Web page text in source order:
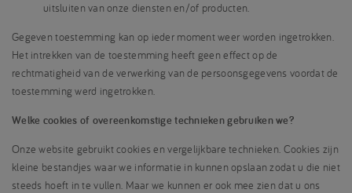
uitsluiten van onze diensten en/of producten.
Gegeven toestemming kan op ieder moment weer worden ingetrokken.
Het intrekken van de toestemming heeft geen effect op de
rechtmatigheid van de verwerking van de persoonsgegevens voordat de
toestemming werd ingetrokken.
Welke cookies of overeenkomstige technieken gebruiken we?
Onze website gebruikt cookies en vergelijkbare technieken. Cookies zijn
kleine bestandjes waar we informatie in kunnen opslaan zodat u die niet
steeds hoeft in te vullen. Maar we kunnen er ook mee zien dat u ons